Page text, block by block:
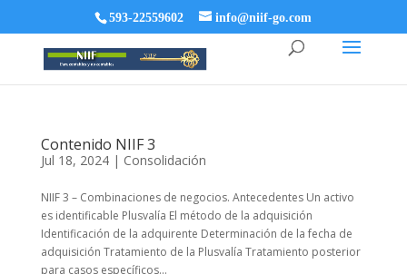
593-22559602 info@niif-go.com
Contenido NIIF 3
Jul 18, 2024| Consolidación
NIIF 3 – Combinaciones de negocios. Antecedentes Un activo
es identificable Plusvalía El método de la adquisición
Identificación de la adquirente Determinación de la fecha de
adquisición Tratamiento de la Plusvalía Tratamiento posterior
para casos específicos...